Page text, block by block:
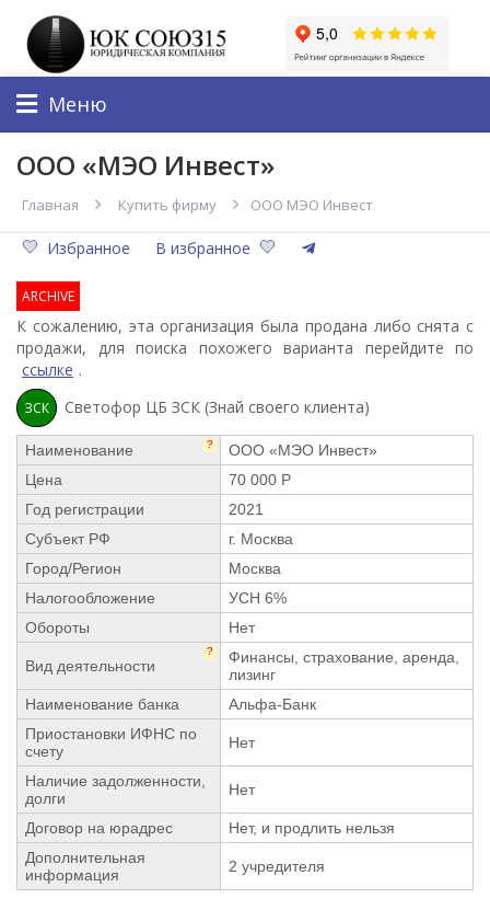
Меню
ООО «МЭО Инвест»
Главная Купить фирму ООО МЭО Инвест
Избранное В избранное
ARCHIVE
К сожалению, эта организация была продана либо снята с
продажи, для поиска похожего варианта перейдите по
ссылке .
ЗСК Светофор ЦБ ЗСК (Знай своего клиента)
Наименование ?
ООО «МЭО Инвест»
Цена
70 000 Р
Год регистрации
2021
Субъект РФ
г. Москва
Город/Регион
Москва
Налогообложение
УСН 6%
Обороты
Нет
Вид деятельности
?
Финансы, страхование, аренда,
лизинг
Наименование банка
Альфа-Банк
Приостановки ИФНС по
счету
Нет
Наличие задолженности,
долги
Нет
Договор на юрадрес
Нет, и продлить нельзя
Дополнительная
информация
2 учредителя